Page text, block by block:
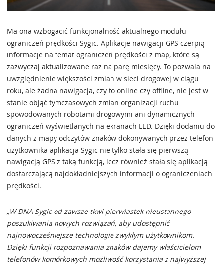
Ma ona wzbogacić funkcjonalność aktualnego modułu
ograniczeń prędkości Sygic. Aplikacje nawigacji GPS czerpią
informacje na temat ograniczeń prędkości z map, które są
zazwyczaj aktualizowane raz na parę miesięcy. To pozwala na
uwzględnienie większości zmian w sieci drogowej w ciągu
roku, ale żadna nawigacja, czy to online czy offline, nie jest w
stanie objąć tymczasowych zmian organizacji ruchu
spowodowanych robotami drogowymi ani dynamicznych
ograniczeń wyświetlanych na ekranach LED. Dzięki dodaniu do
danych z mapy odczytów znaków dokonywanych przez telefon
użytkownika aplikacja Sygic nie tylko stała się pierwszą
nawigacją GPS z taką funkcją, lecz również stała się aplikacją
dostarczającą najdokładniejszych informacji o ograniczeniach
prędkości.
„W DNA Sygic od zawsze tkwi pierwiastek nieustannego
poszukiwania nowych rozwiązań, aby udostępnić
najnowocześniejsze technologie zwykłym użytkownikom.
Dzięki funkcji rozpoznawania znaków dajemy właścicielom
telefonów komórkowych możliwość korzystania z najwyższej